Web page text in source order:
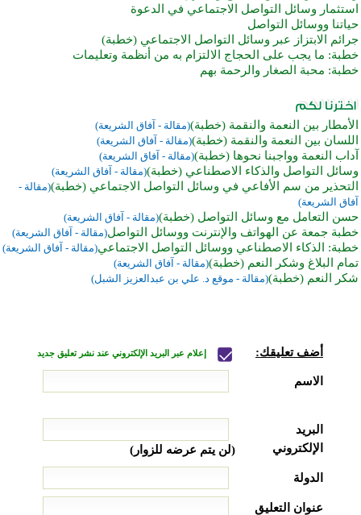
استثمار وسائل التواصل الاجتماعي في الدعوة
حياتنا ووسائل التواصل
جرائم الابتزاز عبر وسائل التواصل الاجتماعي (خطبة)
خطبة: ما يجب على الحجاج الالتزام به من أنظمة وتعليمات
خطبة: محبة الصغار والرحمة بهم
الأمطار بين النعمة والنقمة (خطبة)(مقالة - آفاق الشريعة)
اللسان بين النعمة والنقمة (خطبة)(مقالة - آفاق الشريعة)
آداب النعمة وواجبنا نحوها (خطبة)(مقالة - آفاق الشريعة)
وسائل التواصل والذكاء الاصطناعي (خطبة)(مقالة - آفاق الشريعة)
التحذير من سم الأفاعي في وسائل التواصل الاجتماعي (خطبة)(مقالة -
آفاق الشريعة)
حسن التعامل مع وسائل التواصل (خطبة)(مقالة - آفاق الشريعة)
خطبة جمعة عن الهواتف والإنترنت ووسائل التواصل(مقالة - آفاق الشريعة)
خطبة: الذكاء الاصطناعي ووسائل التواصل الاجتماعي(مقالة - آفاق الشريعة)
تمام البلاغ وشكر النعم (خطبة)(مقالة - آفاق الشريعة)
شكر النعم (خطبة)(مقالة - موقع د. علي بن عبدالعزيز الشبل)
أضف تعليقك: إعلام عبر البريد الإلكتروني عند نشر تعليق جديد
الاسم
البريد
الإلكتروني
(لن يتم عرضه للزوار)
الدولة
عنوان التعليق